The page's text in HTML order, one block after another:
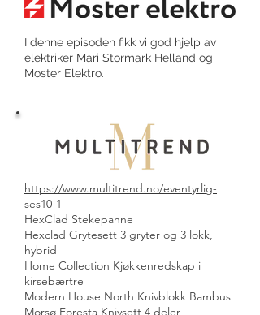
I denne episoden fikk vi god hjelp av
elektriker Mari Stormark Helland og
Moster Elektro.
https://www.multitrend.no/eventyrlig-
ses10-1
HexClad Stekepanne
Hexclad Grytesett 3 gryter og 3 lokk,
hybrid
Home Collection Kjøkkenredskap i
kirsebærtre
Modern House North Knivblokk Bambus
Morsø Foresta Knivsett 4 deler